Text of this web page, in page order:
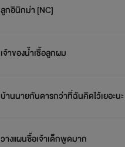
ลูกอินิกม่า [NC]
เจ้าของน้ำเชื้อลูกผม
บ้านนายกันดารกว่าที่ฉันคิดไว้เยอะนะ
วางแผนซื้อเจ้าเด็กพูดมาก